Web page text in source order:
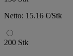
Netto: 15.16 €/Stk
200 Stk